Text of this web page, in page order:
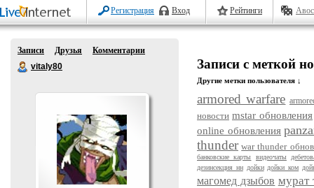
Регистрация Вход Рейтинги
Записи Друзья
Комментарии
vitaly80
Записи с меткой
Другие метки пользователя ↓
armored warfare
новости mstar обновления
online обновления
thunder war thunder
банковские карты видеочаты
дезинсекция нн дойки дойки ком
магомед дзыбов мурат